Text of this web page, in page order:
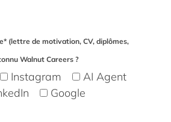
(lettre de motivation, CV, diplômes,
Walnut Careers ?
Instagram
AI Agent
Google